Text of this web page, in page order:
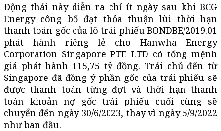
Động thái này diễn ra chỉ ít ngày sau khi BCG
Energy công bố đạt thỏa thuận lùi thời hạn
thanh toán gốc của lô trái phiếu BONDBE/2019.01
phát hành riêng lẻ cho Hanwha Energy
Corporation Singapore PTE LTD có tổng mệnh
giá phát hành 115,75 tỷ đồng. Trái chủ đến từ
Singapore đã đồng ý phần gốc của trái phiếu sẽ
được thanh toán từng đợt và thời hạn thanh
toán khoản nợ gốc trái phiếu cuối cùng sẽ
chuyển đến ngày 30/6/2023, thay vì ngày 5/9/2022
như ban đầu.